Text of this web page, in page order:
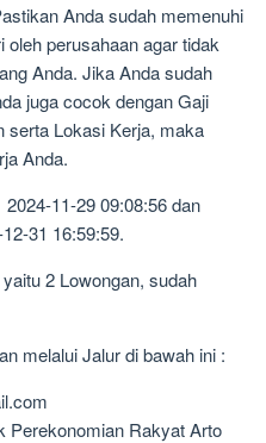
Anda sudah memenuhi
perusahaan agar tidak
Anda. Jika Anda sudah
juga cocok dengan Gaji
serta Lokasi Kerja, maka
Anda.
11-29 09:08:56 dan
31 16:59:59.
2 Lowongan, sudah
melalui Jalur di bawah ini :
Perekonomian Rakyat Arto